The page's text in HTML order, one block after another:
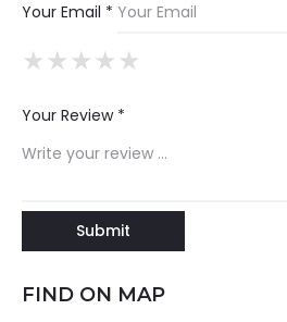
Your Email *
★
★★
★★★
★★★★
★★★★★
Your Review *
FIND ON MAP